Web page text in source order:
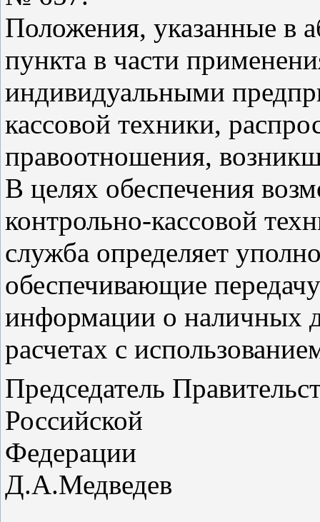
Положения, указанные в
пункта в части
индивидуальными
кассовой техники,
правоотношения,
В целях обеспечения
контрольно-кассовой
служба определяет
обеспечивающие
информации о наличных
расчетах с
Председатель
Российской
Д.А.Медведев